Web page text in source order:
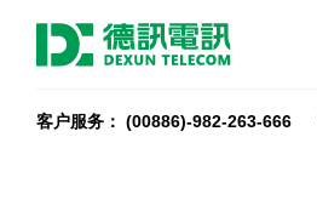
客户服务： (00886)-982-263-666